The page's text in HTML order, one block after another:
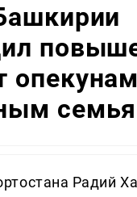
Радий